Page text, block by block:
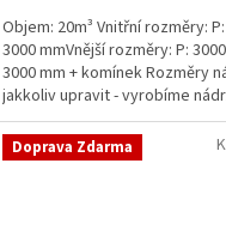
Objem: 20m³ Vnitřní rozměry:
3000 mmVnější rozměry: P:
3000 mm + komínek Rozměry
jakkoliv upravit - vyrobíme
míru!Nádrž...
Doprava Zdarma